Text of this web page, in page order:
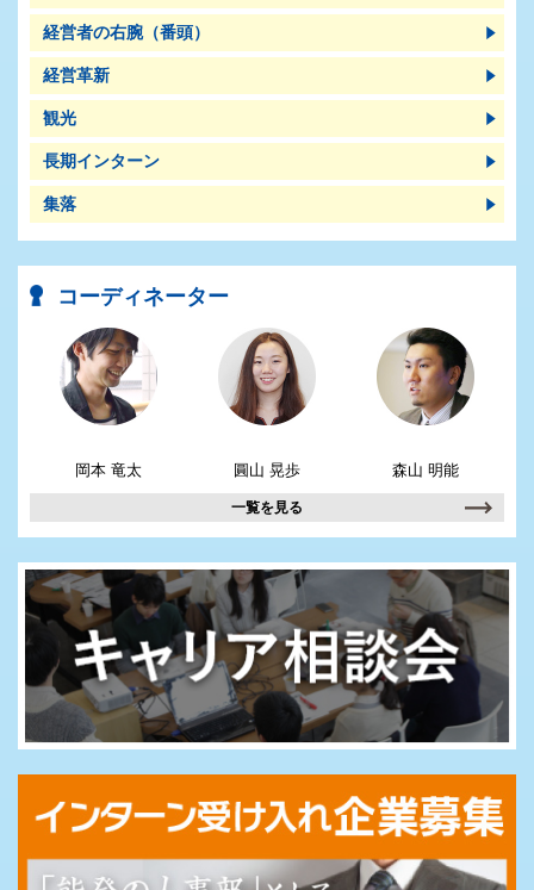
経営者の右腕（番頭）
経営革新
観光
長期インターン
集落
コーディネーター
岡本 竜太 圓山 晃歩 森山 明能
一覧を見る